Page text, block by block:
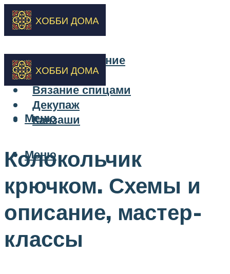
Бисероплетение
Вышивка
Вязание спицами
Декупаж
Канзаши
Меню
Меню
Колокольчик
крючком. Схемы и
описание, мастер-
классы